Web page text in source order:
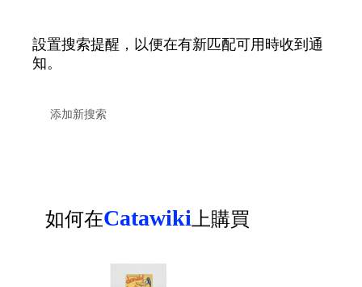
設置搜索提醒，以便在有新匹配可用時收到通
知。
如何在Catawiki上購買